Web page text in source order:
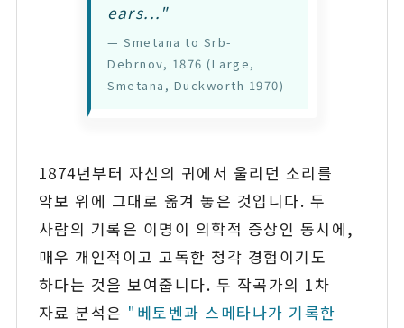
ears..."
— Smetana to Srb-
Debrnov, 1876 (Large,
Smetana, Duckworth 1970)
1874년부터 자신의 귀에서 울리던 소리를
악보 위에 그대로 옮겨 놓은 것입니다. 두
사람의 기록은 이명이 의학적 증상인 동시에,
매우 개인적이고 고독한 청각 경험이기도
하다는 것을 보여줍니다. 두 작곡가의 1차
자료 분석은 "베토벤과 스메타나가 기록한